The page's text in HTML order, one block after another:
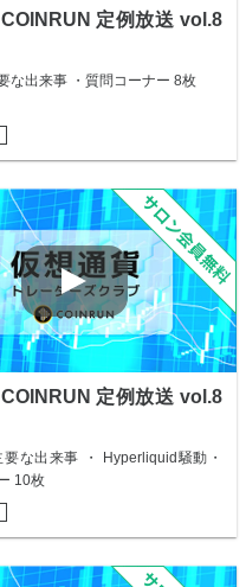
定例放送 vol.8
な出来事 ・質問コーナー 8枚
定例放送 vol.8
要な出来事 ・ Hyperliquid騒動・
10枚